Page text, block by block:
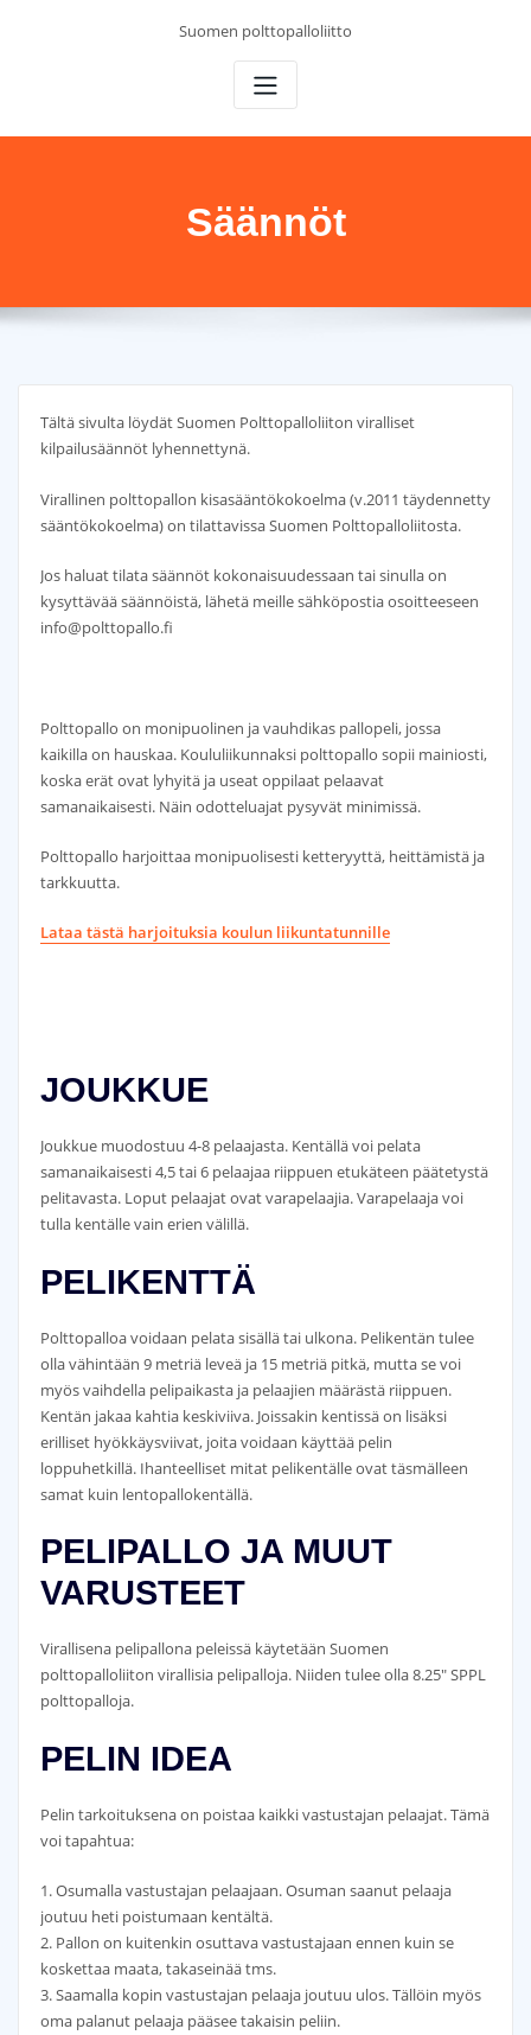
Suomen polttopalloliitto
Säännöt
Tältä sivulta löydät Suomen Polttopalloliiton viralliset
kilpailusäännöt lyhennettynä.
Virallinen polttopallon kisasääntökokoelma (v.2011 täydennetty
sääntökokoelma) on tilattavissa Suomen Polttopalloliitosta.
Jos haluat tilata säännöt kokonaisuudessaan tai sinulla on
kysyttävää säännöistä, lähetä meille sähköpostia osoitteeseen
info@polttopallo.fi
Polttopallo on monipuolinen ja vauhdikas pallopeli, jossa
kaikilla on hauskaa. Koululiikunnaksi polttopallo sopii mainiosti,
koska erät ovat lyhyitä ja useat oppilaat pelaavat
samanaikaisesti. Näin odotteluajat pysyvät minimissä.
Polttopallo harjoittaa monipuolisesti ketteryyttä, heittämistä ja
tarkkuutta.
Lataa tästä harjoituksia koulun liikuntatunnille
JOUKKUE
Joukkue muodostuu 4-8 pelaajasta. Kentällä voi pelata
samanaikaisesti 4,5 tai 6 pelaajaa riippuen etukäteen päätetystä
pelitavasta. Loput pelaajat ovat varapelaajia. Varapelaaja voi
tulla kentälle vain erien välillä.
PELIKENTTÄ
Polttopalloa voidaan pelata sisällä tai ulkona. Pelikentän tulee
olla vähintään 9 metriä leveä ja 15 metriä pitkä, mutta se voi
myös vaihdella pelipaikasta ja pelaajien määrästä riippuen.
Kentän jakaa kahtia keskiviiva. Joissakin kentissä on lisäksi
erilliset hyökkäysviivat, joita voidaan käyttää pelin
loppuhetkillä. Ihanteelliset mitat pelikentälle ovat täsmälleen
samat kuin lentopallokentällä.
PELIPALLO JA MUUT
VARUSTEET
Virallisena pelipallona peleissä käytetään Suomen
polttopalloliiton virallisia pelipalloja. Niiden tulee olla 8.25″ SPPL
polttopalloja.
PELIN IDEA
Pelin tarkoituksena on poistaa kaikki vastustajan pelaajat. Tämä
voi tapahtua:
1. Osumalla vastustajan pelaajaan. Osuman saanut pelaaja
joutuu heti poistumaan kentältä.
2. Pallon on kuitenkin osuttava vastustajaan ennen kuin se
koskettaa maata, takaseinää tms.
3. Saamalla kopin vastustajan pelaaja joutuu ulos. Tällöin myös
oma palanut pelaaja pääsee takaisin peliin.